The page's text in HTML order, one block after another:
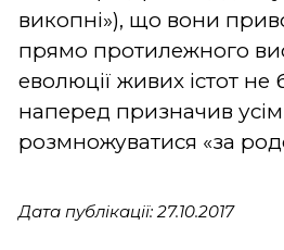
викопні»), що вони
прямо протилежного
еволюції живих істот не
наперед призначив
розмножуватися «за
Дата публікації: 27.10.2017